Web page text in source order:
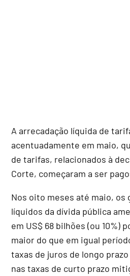
A arrecadação líquida de
acentuadamente em maio,
de tarifas, relacionados à
Corte, começaram a ser
Nos oito meses até maio, os
líquidos da dívida pública
em US$ 68 bilhões (ou 10%)
maior do que em igual
taxas de juros de longo
nas taxas de curto prazo